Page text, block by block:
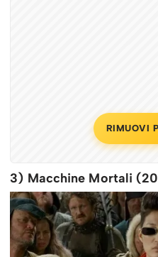
RIMUOVI
3) Macchine Mortali